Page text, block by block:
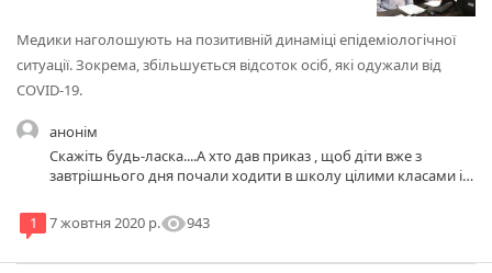
Медики наголошують на позитивній динаміці епідеміологічної
ситуації. Зокрема, збільшується відсоток осіб, які одужали від
COVID-19.
анонім
Скажіть будь-ласка....А хто дав приказ , щоб діти вже з
завтрішнього дня почали ходити в школу цілими класами і
бути? Якщо в класах від 35 до 40 дітей....Хто буде відповідати
за це?????
1 7 жовтня 2020 р.visibility943